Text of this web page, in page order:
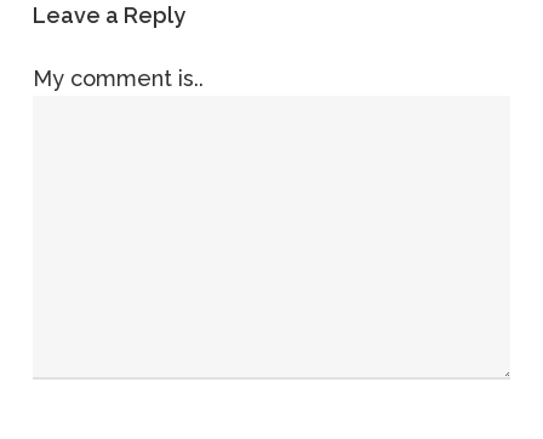
Leave a Reply
My comment is..